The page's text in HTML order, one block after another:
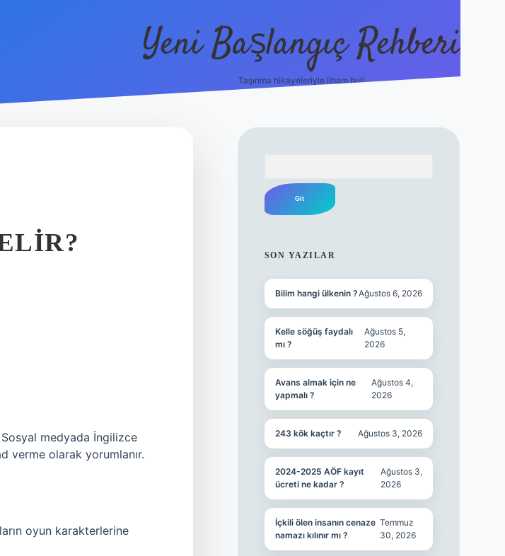
Yeni Başlangıç Rehberi
Taşınma hikayeleriyle ilham bul!
Sosyal medyada İngilizce
verme olarak yorumlanır.
oyun karakterlerine
SON YAZILAR
Bilim hangi ülkenin ?Ağustos 6, 2026
Kelle söğüş faydalı
mı ?
Ağustos 5,
2026
Avans almak için ne
yapmalı ?
Ağustos 4,
2026
243 kök kaçtır ? Ağustos 3, 2026
2024-2025 AÖF kayıt
ücreti ne kadar ?
Ağustos 3,
2026
İçkili ölen insanın cenaze
namazı kılınır mı ?
Temmuz
30, 2026
ilbet yeni giriş